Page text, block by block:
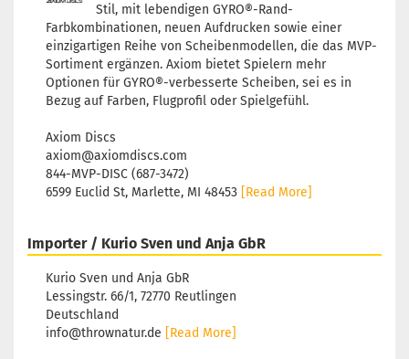
Stil, mit lebendigen GYRO®-Rand-
Farbkombinationen, neuen Aufdrucken sowie einer
einzigartigen Reihe von Scheibenmodellen, die das MVP-
Sortiment ergänzen. Axiom bietet Spielern mehr
Optionen für GYRO®-verbesserte Scheiben, sei es in
Bezug auf Farben, Flugprofil oder Spielgefühl.
Axiom Discs
axiom@axiomdiscs.com
844-MVP-DISC (687-3472)
6599 Euclid St, Marlette, MI 48453 [Read More]
Importer / Kurio Sven und Anja GbR
Kurio Sven und Anja GbR
Lessingstr. 66/1, 72770 Reutlingen
Deutschland
info@thrownatur.de [Read More]